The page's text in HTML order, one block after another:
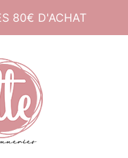
80€ D'ACHAT